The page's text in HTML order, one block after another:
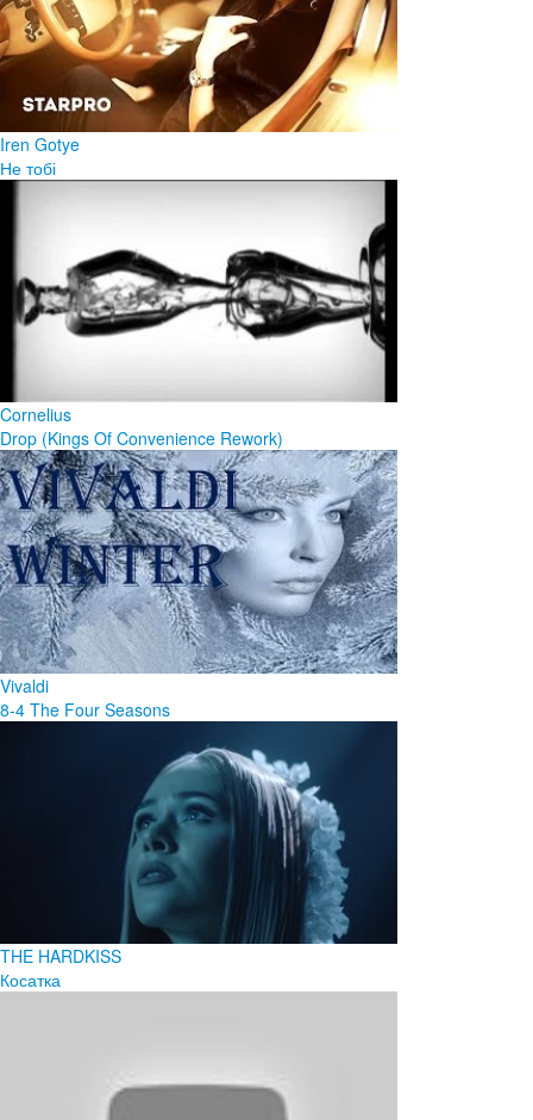
Iren Gotye
Не тобі
Cornelius
Drop (Kings Of Convenience Rework)
Vivaldi
8-4 The Four Seasons
THE HARDKISS
Косатка